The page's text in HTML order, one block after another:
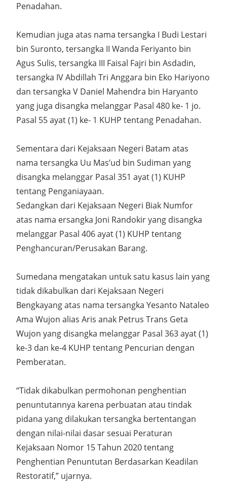
Penadahan.
Kemudian juga atas nama tersangka I Budi Lestari
bin Suronto, tersangka II Wanda Feriyanto bin
Agus Sulis, tersangka III Faisal Fajri bin Asdadin,
tersangka IV Abdillah Tri Anggara bin Eko Hariyono
dan tersangka V Daniel Mahendra bin Haryanto
yang juga disangka melanggar Pasal 480 ke- 1 jo.
Pasal 55 ayat (1) ke- 1 KUHP tentang Penadahan.
Sementara dari Kejaksaan Negeri Batam atas
nama tersangka Uu Mas’ud bin Sudiman yang
disangka melanggar Pasal 351 ayat (1) KUHP
tentang Penganiayaan.
Sedangkan dari Kejaksaan Negeri Biak Numfor
atas nama ersangka Joni Randokir yang disangka
melanggar Pasal 406 ayat (1) KUHP tentang
Penghancuran/Perusakan Barang.
Sumedana mengatakan untuk satu kasus lain yang
tidak dikabulkan dari Kejaksaan Negeri
Bengkayang atas nama tersangka Yesanto Nataleo
Ama Wujon alias Aris anak Petrus Trans Geta
Wujon yang disangka melanggar Pasal 363 ayat (1)
ke-3 dan ke-4 KUHP tentang Pencurian dengan
Pemberatan.
“Tidak dikabulkan permohonan penghentian
penuntutannya karena perbuatan atau tindak
pidana yang dilakukan tersangka bertentangan
dengan nilai-nilai dasar sesuai Peraturan
Kejaksaan Nomor 15 Tahun 2020 tentang
Penghentian Penuntutan Berdasarkan Keadilan
Restoratif,” ujarnya.